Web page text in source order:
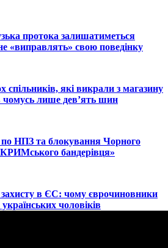
протока залишатиметься
свою поведінку
спільників, які викрали з магазину
чомусь лише дев’ять шин
НПЗ та блокування Чорного
бандерівця»
в ЄС: чому єврочиновники
чоловіків